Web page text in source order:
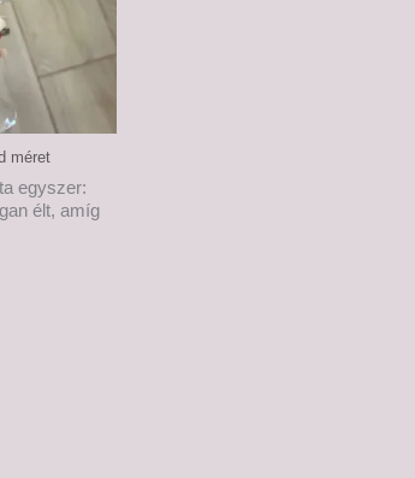
méret
egyszer:
élt, amíg